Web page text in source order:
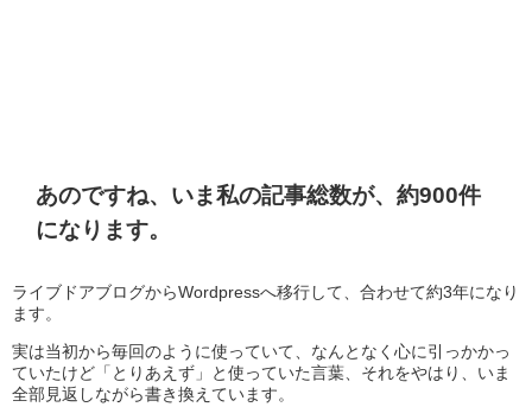
あのですね、いま私の記事総数が、約900件
になります。
ライブドアブログからWordpressへ移行して、合わせて約3年になり
ます。
実は当初から毎回のように使っていて、なんとなく心に引っかかっ
ていたけど「とりあえず」と使っていた言葉、それをやはり、いま
全部見返しながら書き換えています。